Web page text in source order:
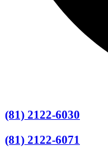
(81) 2122-6030
(81) 2122-6071